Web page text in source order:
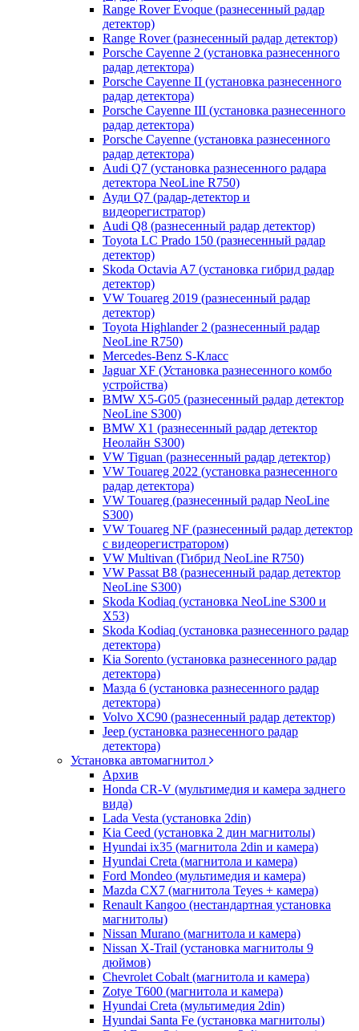
Range Rover Evoque (разнесенный радар
детектор)
Range Rover (разнесенный радар детектор)
Porsche Cayenne 2 (установка разнесенного
радар детектора)
Porsche Cayenne II (установка разнесенного
радар детектора)
Porsche Cayenne III (установка разнесенного
радар детектора)
Porsche Cayenne (установка разнесенного
радар детектора)
Audi Q7 (установка разнесенного радара
детектора NeoLine R750)
Ауди Q7 (радар-детектор и
видеорегистратор)
Audi Q8 (разнесенный радар детектор)
Toyota LC Prado 150 (разнесенный радар
детектор)
Skoda Octavia A7 (установка гибрид радар
детектор)
VW Touareg 2019 (разнесенный радар
детектор)
Toyota Highlander 2 (разнесенный радар
NeoLine R750)
Mercedes-Benz S-Класс
Jaguar XF (Установка разнесенного комбо
устройства)
BMW X5-G05 (разнесенный радар детектор
NeoLine S300)
BMW X1 (разнесенный радар детектор
Неолайн S300)
VW Tiguan (разнесенный радар детектор)
VW Touareg 2022 (установка разнесенного
радар детектора)
VW Touareg (разнесенный радар NeoLine
S300)
VW Touareg NF (разнесенный радар детектор
с видеорегистратором)
VW Multivan (Гибрид NeoLine R750)
VW Passat B8 (разнесенный радар детектор
NeoLine S300)
Skoda Kodiaq (установка NeoLine S300 и
X53)
Skoda Kodiaq (установка разнесенного радар
детектора)
Kia Sorento (установка разнесенного радар
детектора)
Мазда 6 (установка разнесенного радар
детектора)
Volvo XC90 (разнесенный радар детектор)
Jeep (установка разнесенного радар
детектора)
Установка автомагнитол
Архив
Honda CR-V (мультимедия и камера заднего
вида)
Lada Vesta (установка 2din)
Kia Ceed (установка 2 дин магнитолы)
Hyundai ix35 (магнитола 2din и камера)
Hyundai Creta (магнитола и камера)
Ford Mondeo (мультимедия и камера)
Mazda CX7 (магнитола Teyes + камера)
Renault Kangoo (нестандартная установка
магнитолы)
Nissan Murano (магнитола и камера)
Nissan X-Trail (установка магнитолы 9
дюймов)
Chevrolet Cobalt (магнитола и камера)
Zotye T600 (магнитола и камера)
Hyundai Creta (мультимедия 2din)
Hyundai Santa Fe (установка магнитолы)